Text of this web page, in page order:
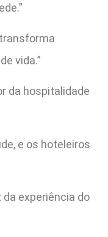
vida.”
da hospitalidade
e os hoteleiros
da experiência do